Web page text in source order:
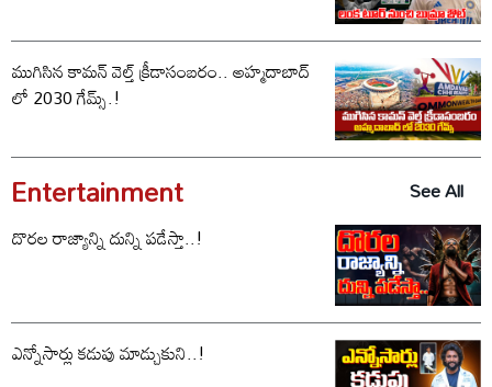
ముగిసిన కామన్ వెల్త్ క్రీడాసంబరం.. అహ్మదాబాద్
లో 2030 గేమ్స్.!
Entertainment
See All
దొరల రాజ్యాన్ని దున్ని పడేస్తా..!
ఎన్నోసార్లు కడుపు మాడ్చుకుని..!